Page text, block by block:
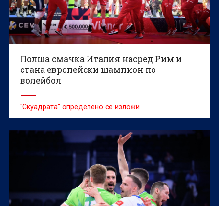
Полша смачка Италия насред Рим и
стана европейски шампион по
волейбол
"Скуадрата" определено се изложи